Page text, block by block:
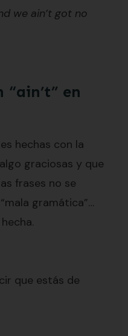
we ain’t got no
“ain’t” en
hechas con la
graciosas y que
frases no se
gramática”…
que estás de